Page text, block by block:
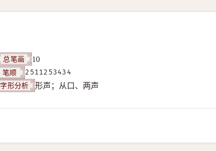
总笔画 10
笔顺 2511253434
字形分析 形声；从口、两声